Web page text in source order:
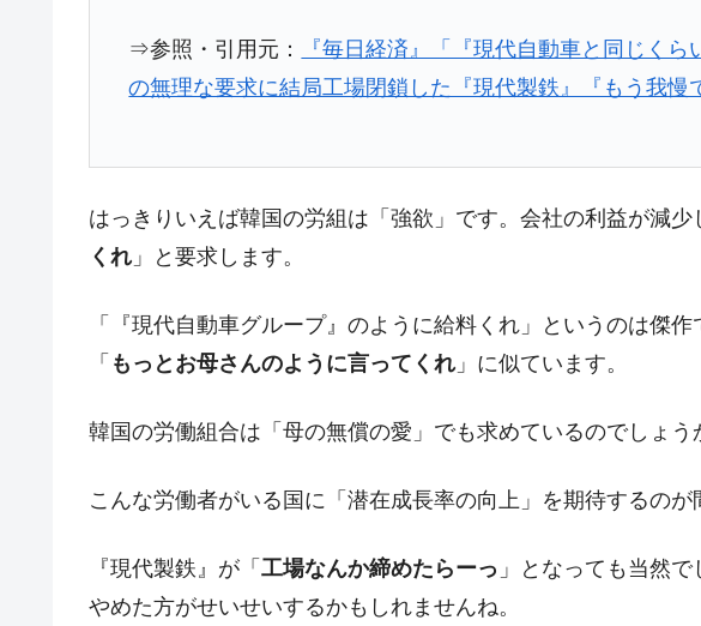
Fact1 全て勝つといくら？ 競馬GI競走で勝利騎手がもらえる賞金とは？
Fact1 平成仮面ライダーの意外すぎるモチーフとは？
Fact1 日本人マスターズ挑戦の歴史。松山以前に最高位だった選手とは
Fact1 甲子園通算本塁打、最多の清原に次いで多く打っている意外な選
Fact1 セレクトセールの高額取引馬が稼いだ金額とは？
⇒参照・引用元：
『毎日経済』「『現代自動車と同じく
の無理な要求に結局工場閉鎖した『現代製鉄』『もう我慢
はっきりいえば韓国の労組は「強欲」です。会社の利益が減少
くれ 」と要求します。
「『現代自動車グループ』のように給料くれ」というのは傑
「 もっとお母さんのように言ってくれ 」に似ています。
韓国の労働組合は「母の無償の愛」でも求めているのでしょう
こんな労働者がいる国に「潜在成長率の向上」を期待するのが
『現代製鉄』が「 工場なんか締めたらーっ 」となっても当然
やめた方がせいせいするかもしれませんね。